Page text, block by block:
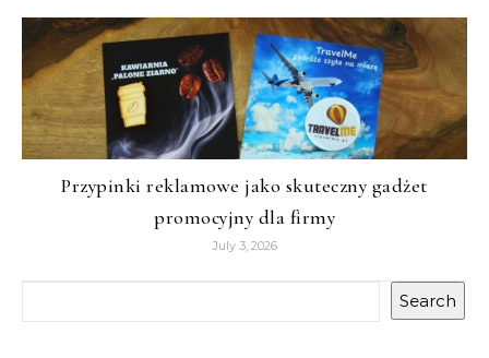
Przypinki reklamowe jako skuteczny gadżet
promocyjny dla firmy
July 3, 2026
Search